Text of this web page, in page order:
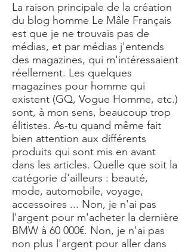
La raison principale de la création
du blog homme Le Mâle Français
est que je ne trouvais pas de
médias, et par médias j'entends
des magazines, qui m'intéressaient
réellement. Les quelques
magazines pour homme qui
existent (GQ, Vogue Homme, etc.)
sont, à mon sens, beaucoup trop
élitistes. As-tu quand même fait
bien attention aux différents
produits qui sont mis en avant
dans les articles. Quelle que soit la
catégorie d'ailleurs : beauté,
mode, automobile, voyage,
accessoires ... Non, je n'ai pas
l'argent pour m'acheter la dernière
BMW à 60 000€. Non, je n'ai pas
non plus l'argent pour aller dans